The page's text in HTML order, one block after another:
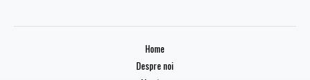
Home
Despre noi